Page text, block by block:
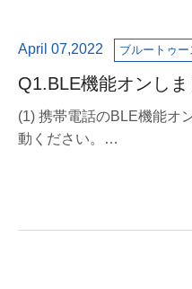
April 07,2022 ブルートゥ
Q1.BLE機能オンし
ぎできない。
(1) 携帯電話のBLE機能オ
動ください。
(3)携帯電話再起動くださ